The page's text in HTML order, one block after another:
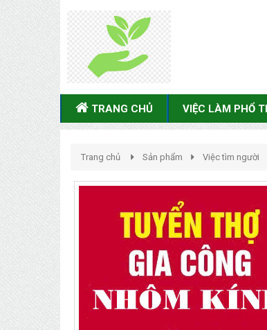
TRANG CHỦ VIỆC LÀM PHỔ
Trang chủ Sản phẩm Việc tìm người